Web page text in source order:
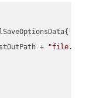
+
"file.PDF"